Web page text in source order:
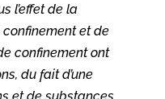
l’effet de la
et de
confinement ont
du fait d’une